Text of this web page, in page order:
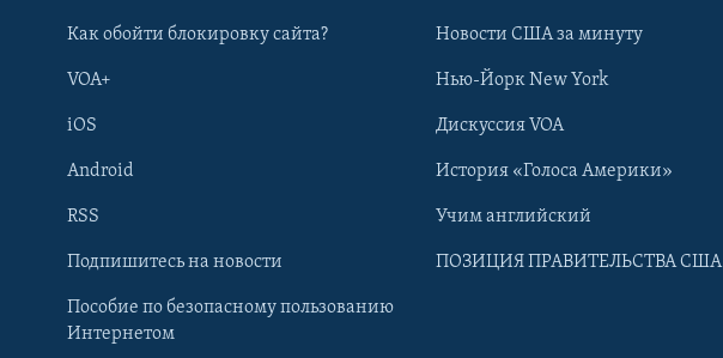
Learning English
Как обойти блокировку сайта?
VOA+
iOS
Android
RSS
Подпишитесь на новости
Пособие по безопасному пользованию
Интернетом
Новости США за минуту
Нью-Йорк New York
Дискуссия VOA
История «Голоса Америки»
Учим английский
ПОЗИЦИЯ ПРАВИТЕЛЬСТВА США